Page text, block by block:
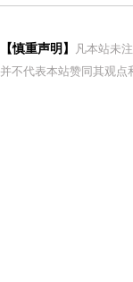
【慎重声明】
凡本站未
并不代表本站赞同其观